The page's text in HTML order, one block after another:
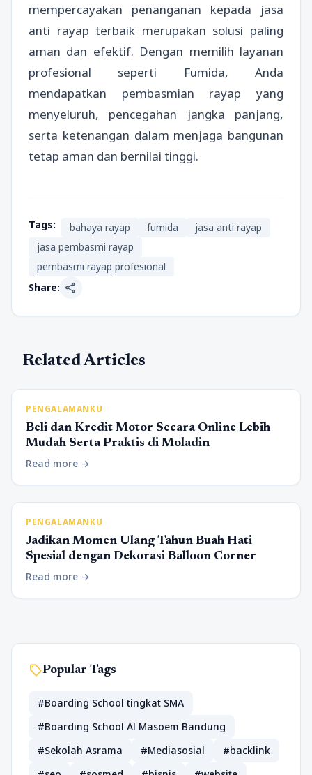
mempercayakan penanganan kepada jasa
anti rayap terbaik merupakan solusi paling
aman dan efektif. Dengan memilih layanan
profesional seperti Fumida, Anda
mendapatkan pembasmian rayap yang
menyeluruh, pencegahan jangka panjang,
serta ketenangan dalam menjaga bangunan
tetap aman dan bernilai tinggi.
Tags: bahaya rayap fumida
jasa anti rayap
jasa pembasmi rayap
pembasmi rayap profesional
Share: share
Related Articles
PENGALAMANKU
Beli dan Kredit Motor Secara Online Lebih
Mudah Serta Praktis di Moladin
Read more arrow_forward
PENGALAMANKU
Jadikan Momen Ulang Tahun Buah Hati
Spesial dengan Dekorasi Balloon Corner
Read more arrow_forward
sellPopular Tags
#Boarding School tingkat SMA
#Boarding School Al Masoem Bandung
#Sekolah Asrama
#Mediasosial
#backlink